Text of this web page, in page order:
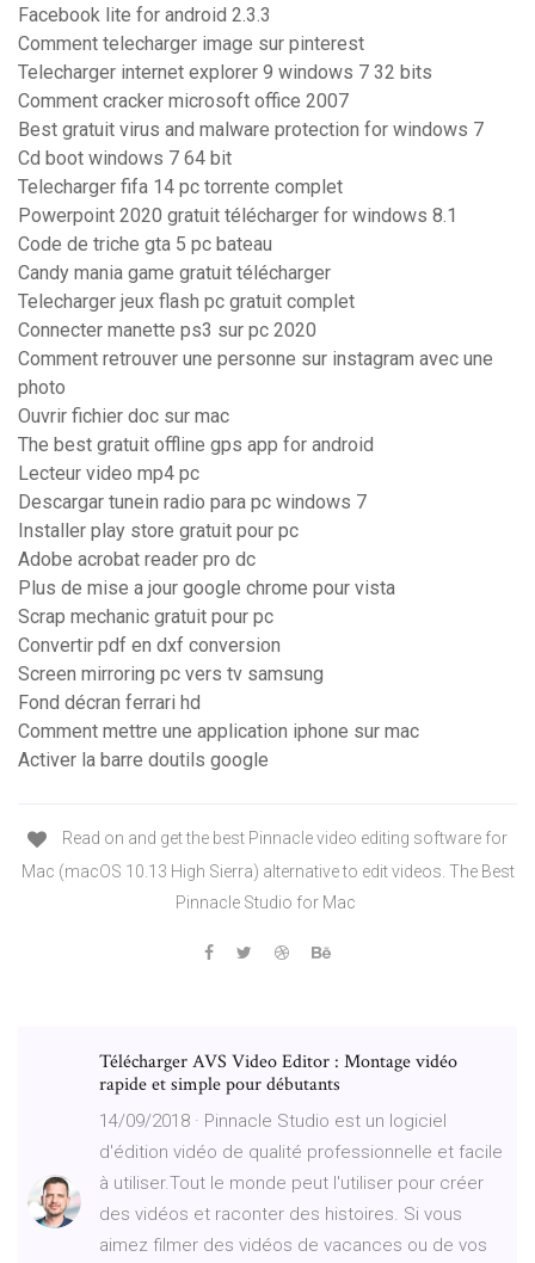
Facebook lite for android 2.3.3
Comment telecharger image sur pinterest
Telecharger internet explorer 9 windows 7 32 bits
Comment cracker microsoft office 2007
Best gratuit virus and malware protection for windows 7
Cd boot windows 7 64 bit
Telecharger fifa 14 pc torrente complet
Powerpoint 2020 gratuit télécharger for windows 8.1
Code de triche gta 5 pc bateau
Candy mania game gratuit télécharger
Telecharger jeux flash pc gratuit complet
Connecter manette ps3 sur pc 2020
Comment retrouver une personne sur instagram avec une
photo
Ouvrir fichier doc sur mac
The best gratuit offline gps app for android
Lecteur video mp4 pc
Descargar tunein radio para pc windows 7
Installer play store gratuit pour pc
Adobe acrobat reader pro dc
Plus de mise a jour google chrome pour vista
Scrap mechanic gratuit pour pc
Convertir pdf en dxf conversion
Screen mirroring pc vers tv samsung
Fond décran ferrari hd
Comment mettre une application iphone sur mac
Activer la barre doutils google
Read on and get the best Pinnacle video editing software for
Mac (macOS 10.13 High Sierra) alternative to edit videos. The Best
Pinnacle Studio for Mac
Télécharger AVS Video Editor : Montage vidéo
rapide et simple pour débutants
14/09/2018 · Pinnacle Studio est un logiciel
d'édition vidéo de qualité professionnelle et facile
à utiliser.Tout le monde peut l'utiliser pour créer
des vidéos et raconter des histoires. Si vous
aimez filmer des vidéos de vacances ou de vos